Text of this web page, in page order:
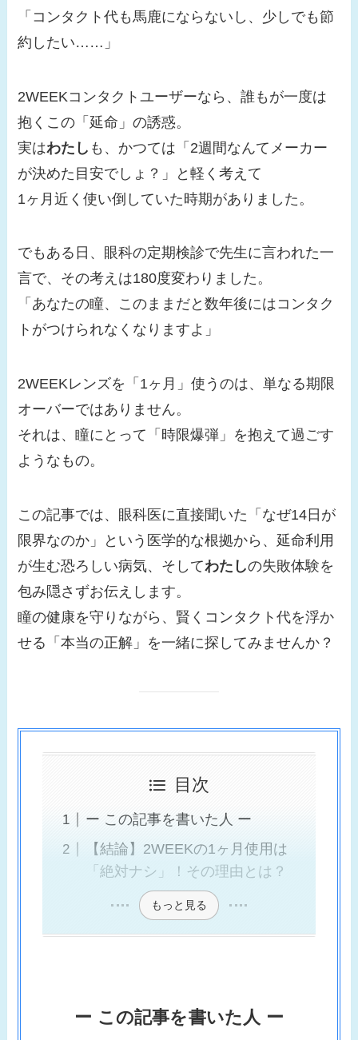
「コンタクト代も馬鹿にならないし、少しでも節
約したい……」
2WEEKコンタクトユーザーなら、誰もが一度は
抱くこの「延命」の誘惑。
実はわたし も、かつては「2週間なんてメーカー
が決めた目安でしょ？」と軽く考えて
1ヶ月近く使い倒していた時期がありました。
でもある日、眼科の定期検診で先生に言われた一
言で、その考えは180度変わりました。
「あなたの瞳、このままだと数年後にはコンタク
トがつけられなくなりますよ」
2WEEKレンズを「1ヶ月」使うのは、単なる期限
オーバーではありません。
それは、瞳にとって「時限爆弾」を抱えて過ごす
ようなもの。
この記事では、眼科医に直接聞いた「なぜ14日が
限界なのか」という医学的な根拠から、延命利用
が生む恐ろしい病気、そしてわたしの失敗体験を
包み隠さずお伝えします。
瞳の健康を守りながら、賢くコンタクト代を浮か
せる「本当の正解」を一緒に探してみませんか？
目次
ー この記事を書いた人 ー
【結論】2WEEKの1ヶ月使用は
「絶対ナシ」！その理由とは？
もっと見る
ー この記事を書いた人 ー